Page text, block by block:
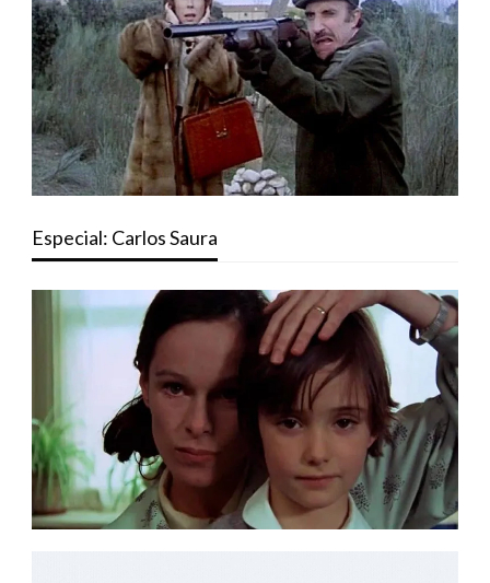
Especial: Carlos Saura